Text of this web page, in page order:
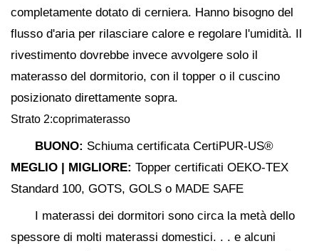
completamente dotato di cerniera. Hanno bisogno del
flusso d'aria per rilasciare calore e regolare l'umidità. Il
rivestimento dovrebbe invece avvolgere solo il
materasso del dormitorio, con il topper o il cuscino
posizionato direttamente sopra.
Strato 2:coprimaterasso
BUONO: Schiuma certificata CertiPUR-US®
MEGLIO | MIGLIORE: Topper certificati OEKO-TEX
Standard 100, GOTS, GOLS o MADE SAFE
I materassi dei dormitori sono circa la metà dello
spessore di molti materassi domestici. . . e alcuni